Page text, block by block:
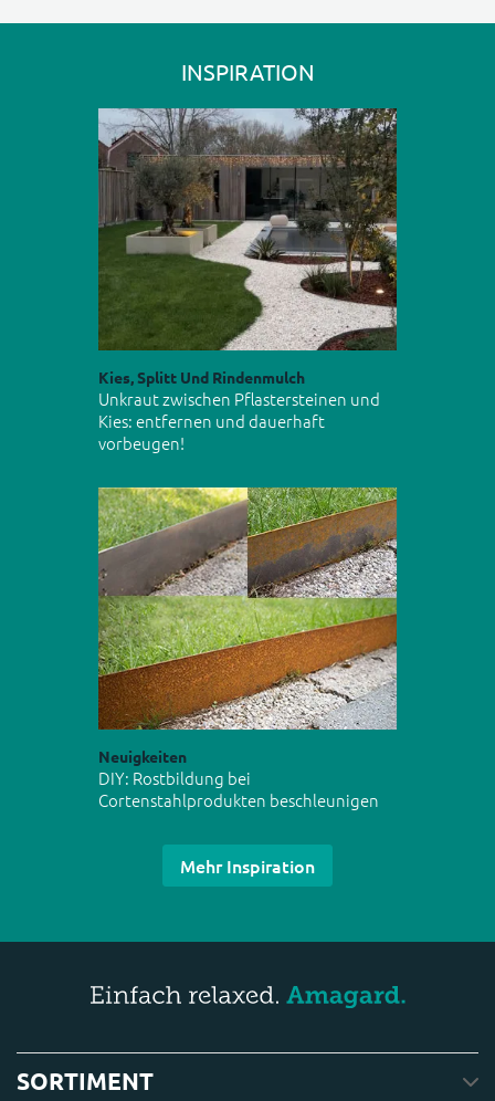
INSPIRATION
Kies, Splitt Und Rindenmulch
Unkraut zwischen Pflastersteinen und
Kies: entfernen und dauerhaft
vorbeugen!
Neuigkeiten
DIY: Rostbildung bei
Cortenstahlprodukten beschleunigen
Mehr Inspiration
SORTIMENT